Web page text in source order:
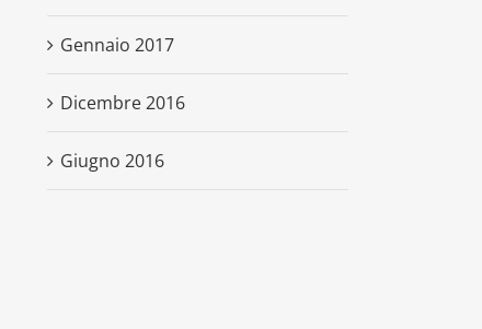
Gennaio 2017
Dicembre 2016
Giugno 2016